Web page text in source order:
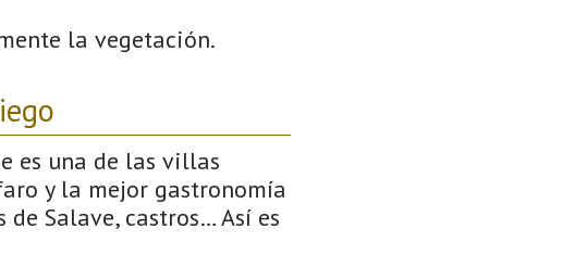
la vegetación.
es una de las villas
y la mejor gastronomía
Salave, castros… Así es